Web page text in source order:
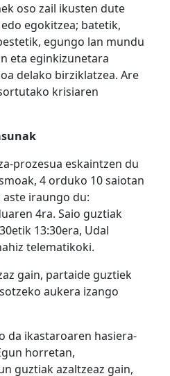
oso zail ikusten dute
egokitzea; batetik,
egungo lan mundu
eta eginkizunetara
delako birziklatzea. Are
krisiaren
prozesua eskaintzen du
4 orduko 10 saiotan
iraungo du:
4ra. Saio guztiak
13:30era, Udal
telematikoki.
gain, partaide guztiek
aukera izango
da ikastaroaren hasiera-
horretan,
guztiak azaltzeaz gain,